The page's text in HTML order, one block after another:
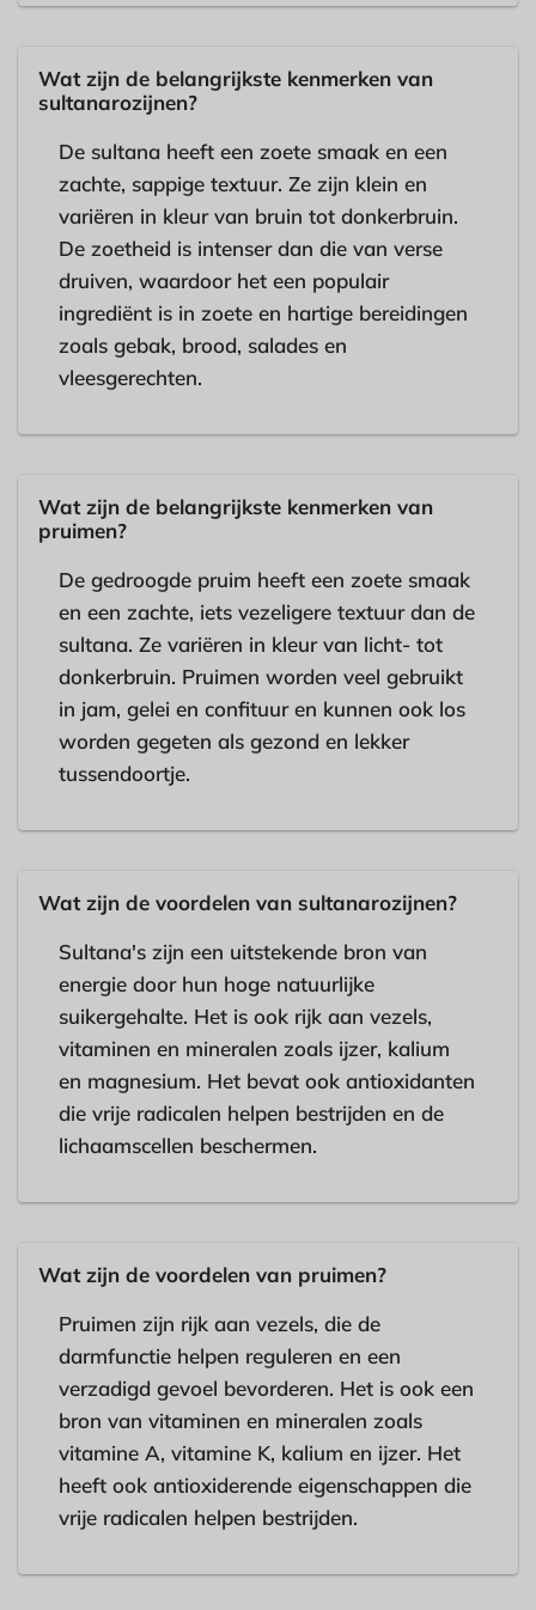
Wat zijn de belangrijkste kenmerken van
sultanarozijnen?
De sultana heeft een zoete smaak en een
zachte, sappige textuur. Ze zijn klein en
variëren in kleur van bruin tot donkerbruin.
De zoetheid is intenser dan die van verse
druiven, waardoor het een populair
ingrediënt is in zoete en hartige bereidingen
zoals gebak, brood, salades en
vleesgerechten.
Wat zijn de belangrijkste kenmerken van
pruimen?
De gedroogde pruim heeft een zoete smaak
en een zachte, iets vezeligere textuur dan de
sultana. Ze variëren in kleur van licht- tot
donkerbruin. Pruimen worden veel gebruikt
in jam, gelei en confituur en kunnen ook los
worden gegeten als gezond en lekker
tussendoortje.
Wat zijn de voordelen van sultanarozijnen?
Sultana's zijn een uitstekende bron van
energie door hun hoge natuurlijke
suikergehalte. Het is ook rijk aan vezels,
vitaminen en mineralen zoals ijzer, kalium
en magnesium. Het bevat ook antioxidanten
die vrije radicalen helpen bestrijden en de
lichaamscellen beschermen.
Wat zijn de voordelen van pruimen?
Pruimen zijn rijk aan vezels, die de
darmfunctie helpen reguleren en een
verzadigd gevoel bevorderen. Het is ook een
bron van vitaminen en mineralen zoals
vitamine A, vitamine K, kalium en ijzer. Het
heeft ook antioxiderende eigenschappen die
vrije radicalen helpen bestrijden.